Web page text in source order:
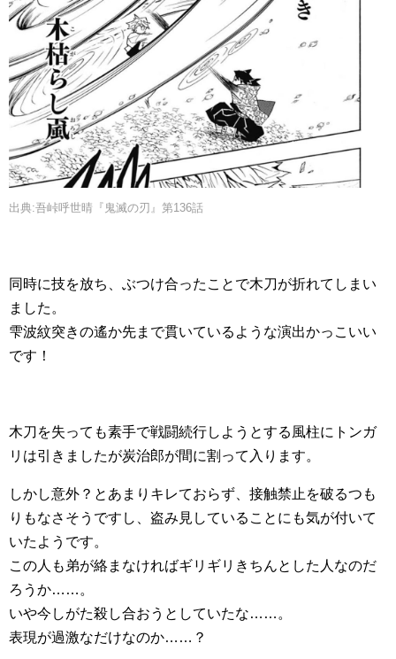
出典:吾峠呼世晴『鬼滅の刃』第136話
同時に技を放ち、ぶつけ合ったことで木刀が折れてしまい
ました。
雫波紋突きの遙か先まで貫いているような演出かっこいい
です！
木刀を失っても素手で戦闘続行しようとする風柱にトンガ
リは引きましたが炭治郎が間に割って入ります。
しかし意外？とあまりキレておらず、接触禁止を破るつも
りもなさそうですし、盗み見していることにも気が付いて
いたようです。
この人も弟が絡まなければギリギリきちんとした人なのだ
ろうか……。
いや今しがた殺し合おうとしていたな……。
表現が過激なだけなのか……？